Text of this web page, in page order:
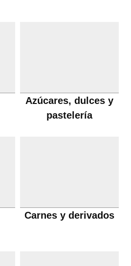
Azúcares, dulces y
pastelería
Carnes y derivados